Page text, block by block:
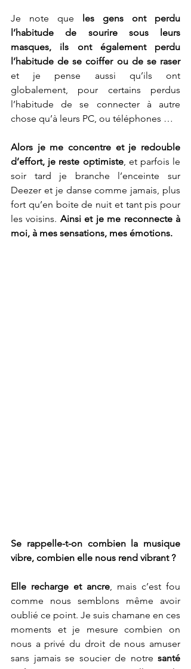
Je note que
les gens ont perdu
l’habitude de sourire sous leurs
masques, ils ont également perdu
l’habitude de se coiffer ou de se raser
et je pense aussi qu’ils ont
globalement, pour certains perdus
l’habitude de se connecter à autre
chose qu’à leurs PC, ou téléphones …
Alors je me concentre et je redouble
d’effort, je reste optimiste, et parfois le
soir tard je branche l’enceinte sur
Deezer et je danse comme jamais, plus
fort qu’en boite de nuit et tant pis pour
les voisins. Ainsi et je me reconnecte à
moi, à mes sensations, mes émotions.
Se rappelle-t-on combien la musique
vibre, combien elle nous rend vibrant ?
Elle recharge et ancre, mais c’est fou
comme nous semblons même avoir
oublié ce point. Je suis chamane en ces
moments et je mesure combien on
nous a privé du droit de nous amuser
sans jamais se soucier de notre santé